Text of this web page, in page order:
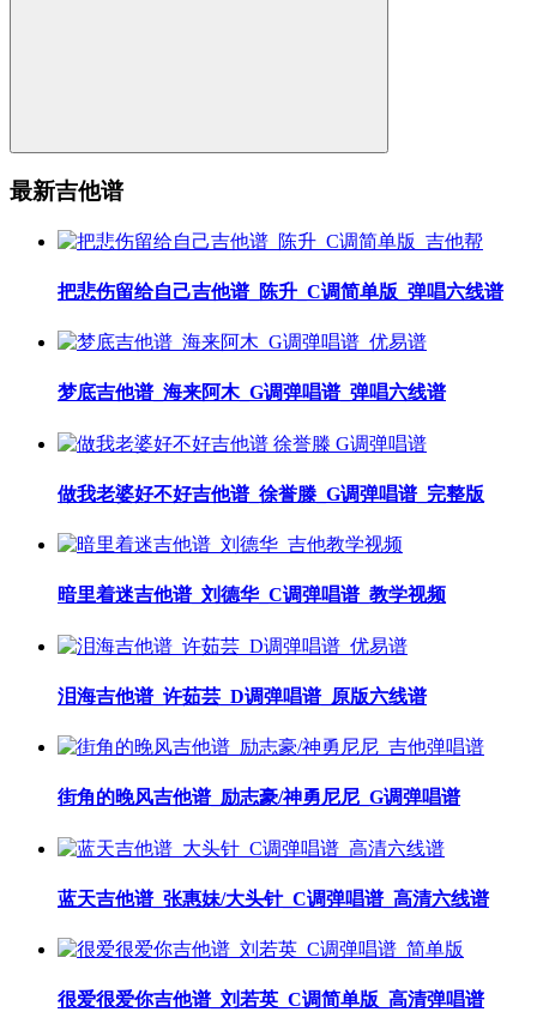
最新吉他谱
把悲伤留给自己吉他谱_陈升_C调简单版_弹唱六线谱
梦底吉他谱_海来阿木_G调弹唱谱_弹唱六线谱
做我老婆好不好吉他谱_徐誉滕_G调弹唱谱_完整版
暗里着迷吉他谱_刘德华_C调弹唱谱_教学视频
泪海吉他谱_许茹芸_D调弹唱谱_原版六线谱
街角的晚风吉他谱_励志豪/神勇尼尼_G调弹唱谱
蓝天吉他谱_张惠妹/大头针_C调弹唱谱_高清六线谱
很爱很爱你吉他谱_刘若英_C调简单版_高清弹唱谱